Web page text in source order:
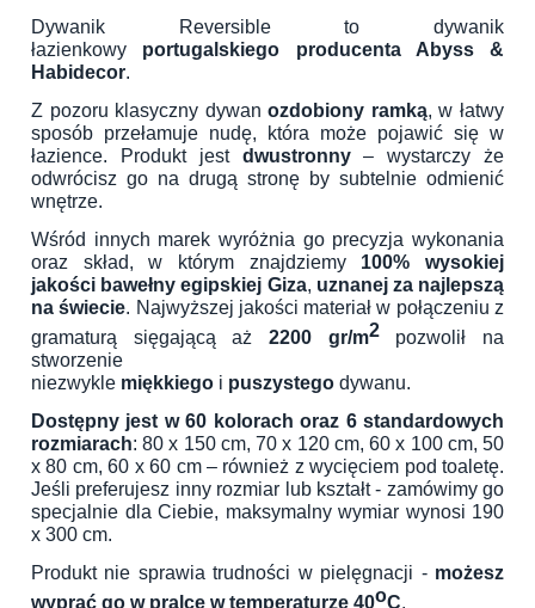
Dywanik Reversible to dywanik
łazienkowy portugalskiego producenta Abyss &
Habidecor.
Z pozoru klasyczny dywanozdobiony ramką, w łatwy
sposób przełamuje nudę, która może pojawić się w
łazience. Produkt jest dwustronny– wystarczy że
odwrócisz go na drugą stronę by subtelnie odmienić
wnętrze.
Wśród innych marek wyróżnia go precyzja wykonania
oraz skład, w którym znajdziemy 100% wysokiej
jakości bawełny egipskiej Giza, uznanej za najlepszą
na świecie. Najwyższej jakości materiał w połączeniu z
gramaturą sięgającą aż 2200 gr/m2pozwolił na
stworzenie
niezwykle miękkiego i puszystego dywanu.
Dostępny jest w 60 kolorach oraz 6 standardowych
rozmiarach: 80 x 150 cm, 70 x 120 cm, 60 x 100 cm, 50
x 80 cm, 60 x 60 cm – również z wycięciem pod toaletę.
Jeśli preferujesz inny rozmiar lub kształt - zamówimy go
specjalnie dla Ciebie, maksymalny wymiar wynosi 190
x 300 cm.
Produkt nie sprawia trudności w pielęgnacji - możesz
wyprać go w pralce w temperaturze 40oC.